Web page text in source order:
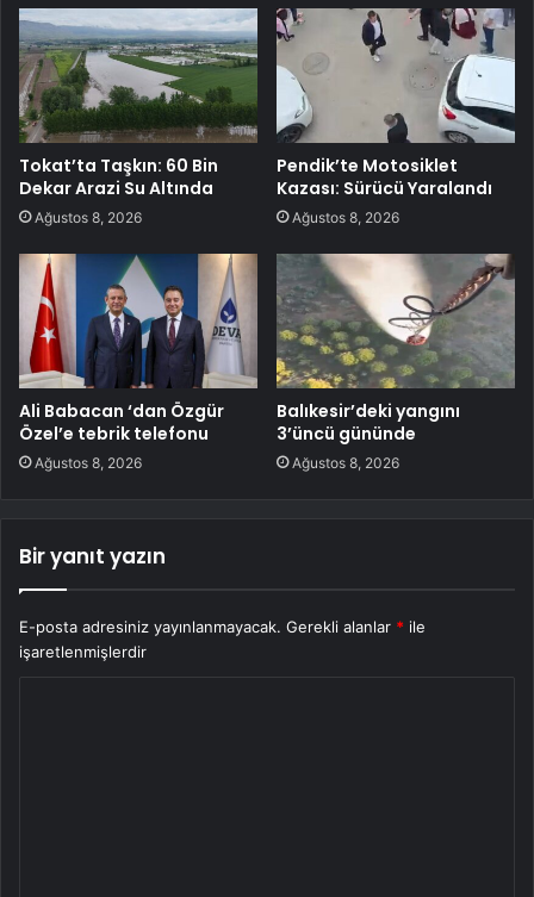
Tokat’ta Taşkın: 60 Bin
Dekar Arazi Su Altında
Ağustos 8, 2026
Pendik’te Motosiklet
Kazası: Sürücü Yaralandı
Ağustos 8, 2026
Ali Babacan ‘dan Özgür
Özel’e tebrik telefonu
Ağustos 8, 2026
Balıkesir’deki yangını
3’üncü gününde
Ağustos 8, 2026
Bir yanıt yazın
E-posta adresiniz yayınlanmayacak. Gerekli alanlar * ile
işaretlenmişlerdir